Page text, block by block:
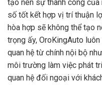
tạo nên sự thành công
số tốt kết hợp vị trí thuận
hòa hợp sẽ không thể tạo
trọng ấy, OroKingAuto
quan hệ từ chính nội bộ
môi trường làm việc phát
quan hệ đối ngoại với